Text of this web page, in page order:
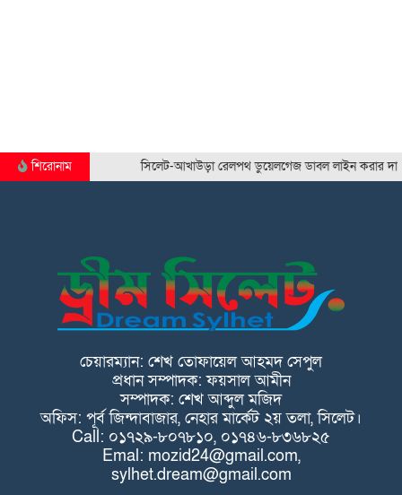
শিরোনাম সিলেট-আখাউড়া রেলপথ ডুয়েলগেজ ডাবল লাইন করার দাবি
চেয়ারম্যান: শেখ তোফায়েল আহমদ সেপুল
প্রধান সম্পাদক: ফয়সাল আমীন
সম্পাদক: শেখ আব্দুল মজিদ
অফিস: পূর্ব জিন্দাবাজার, নেহার মার্কেট ২য় তলা, সিলেট।
Call: ০১৭২৯-৮০৭৮১০, ০১৭৪৬-৮৩৬৮২৫
Emal: mozid24@gmail.com,
sylhet.dream@gmail.com